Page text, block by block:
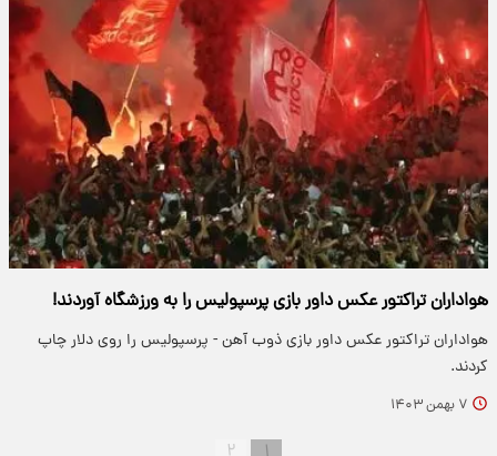
هواداران تراکتور عکس داور بازی پرسپولیس را به ورزشگاه آوردند!
هواداران تراکتور عکس داور بازی ذوب آهن - پرسپولیس را روی دلار چاپ
کردند.
۷ بهمن ۱۴۰۳